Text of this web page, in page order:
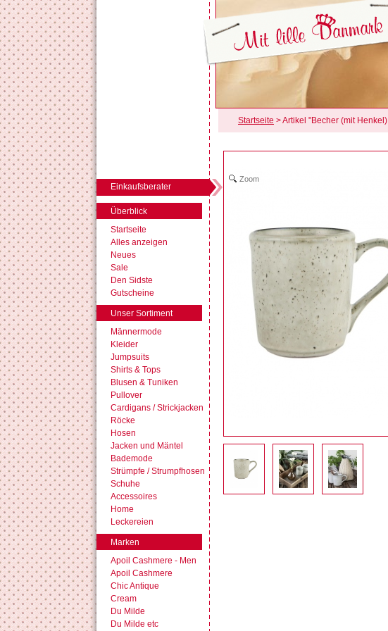
Überblick
Startseite
Alles anzeigen
Neues
Sale
Den Sidste
Gutscheine
Unser Sortiment
Männermode
Kleider
Jumpsuits
Shirts & Tops
Blusen & Tuniken
Pullover
Cardigans / Strickjacken
Röcke
Hosen
Jacken und Mäntel
Bademode
Strümpfe / Strumpfhosen
Schuhe
Accessoires
Home
Leckereien
Marken
Apoil Cashmere - Men
Apoil Cashmere
Chic Antique
Cream
Du Milde
Du Milde etc
Startseite > Artikel "Becher (mit
Einkaufsberater
Zoom